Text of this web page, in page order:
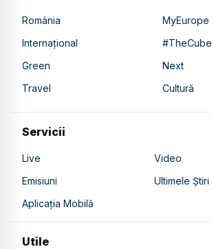
România
MyEurope
Internațional
#TheCube
Green
Next
Travel
Cultură
Servicii
Live
Video
Emisiuni
Ultimele Știri
Aplicația Mobilă
Utile